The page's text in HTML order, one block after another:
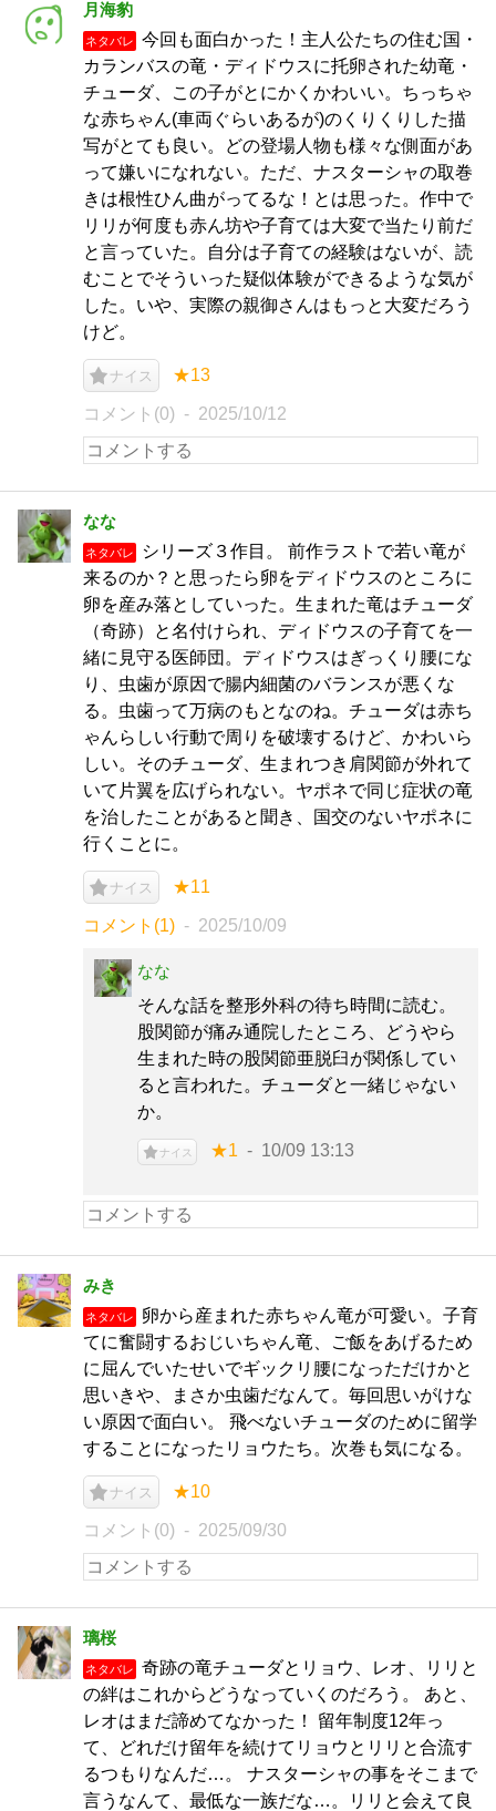
月海豹
ネタバレ
今回も面白かった！主人公たちの住む国・
カランバスの竜・ディドウスに托卵された幼竜・
チューダ、この子がとにかくかわいい。ちっちゃ
な赤ちゃん(車両ぐらいあるが)のくりくりした描
写がとても良い。どの登場人物も様々な側面があ
って嫌いになれない。ただ、ナスターシャの取巻
きは根性ひん曲がってるな！とは思った。作中で
リリが何度も赤ん坊や子育ては大変で当たり前だ
と言っていた。自分は子育ての経験はないが、読
むことでそういった疑似体験ができるような気が
した。いや、実際の親御さんはもっと大変だろう
けど。
ナイス ★13
コメント(0) 2025/10/12
なな
ネタバレ
シリーズ３作目。 前作ラストで若い竜が
来るのか？と思ったら卵をディドウスのところに
卵を産み落としていった。生まれた竜はチューダ
（奇跡）と名付けられ、ディドウスの子育てを一
緒に見守る医師団。ディドウスはぎっくり腰にな
り、虫歯が原因で腸内細菌のバランスが悪くな
る。虫歯って万病のもとなのね。チューダは赤ち
ゃんらしい行動で周りを破壊するけど、かわいら
しい。そのチューダ、生まれつき肩関節が外れて
いて片翼を広げられない。ヤポネで同じ症状の竜
を治したことがあると聞き、国交のないヤポネに
行くことに。
ナイス ★11
コメント(1) 2025/10/09
なな
そんな話を整形外科の待ち時間に読む。
股関節が痛み通院したところ、どうやら
生まれた時の股関節亜脱臼が関係してい
ると言われた。チューダと一緒じゃない
か。
ナイス ★1 10/09 13:13
みき
ネタバレ
卵から産まれた赤ちゃん竜が可愛い。子育
てに奮闘するおじいちゃん竜、ご飯をあげるため
に屈んでいたせいでギックリ腰になっただけかと
思いきや、まさか虫歯だなんて。毎回思いがけな
い原因で面白い。 飛べないチューダのために留学
することになったリョウたち。次巻も気になる。
ナイス ★10
コメント(0) 2025/09/30
璃桜
ネタバレ
奇跡の竜チューダとリョウ、レオ、リリと
の絆はこれからどうなっていくのだろう。 あと、
レオはまだ諦めてなかった！ 留年制度12年っ
て、どれだけ留年を続けてリョウとリリと合流す
るつもりなんだ…。 ナスターシャの事をそこまで
言うなんて、最低な一族だな…。リリと会えて良